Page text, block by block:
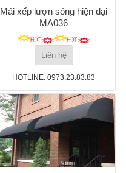
Mái xếp lượn sóng hiện đại
MA036
Liên hệ
HOTLINE: 0973.23.83.83